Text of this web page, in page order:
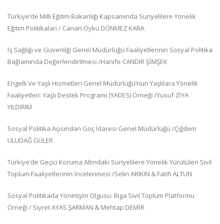
Türkiye’de Milli Eğitim Bakanlığı Kapsamında Suriyelilere Yönelik
Eğitim Politikaları / Canan Öykü DÖNMEZ KARA
İş Sağlığı ve Güvenliği Genel Müdürlüğü Faaliyetlerinin Sosyal Politika
Bağlamında Değerlendirilmesi /Hanife CANDIR ŞİMŞEK
Engelli Ve Yaşlı Hizmetleri Genel Müdürlüğü’nün Yaşlılara Yönelik
Faaliyetleri: Yaşlı Destek Programı (YADES) Örneği /Yusuf ZİYA
YILDIRIM
Sosyal Politika Açısından Göç İdaresi Genel Müdürlüğü /Çiğdem
ULUDAĞ GÜLER
Türkiye’de Geçici Koruma Altındaki Suriyelilere Yönelik Yürütülen Sivil
Toplum Faaliyetlerinin İncelenmesi /Selin ARIKIN & Fatih ALTUN
Sosyal Politikada Yönetişim Olgusu: Biga Sivil Toplum Platformu
Örneği / Siyret AYAS ŞARMAN & Mehtap DEMİR